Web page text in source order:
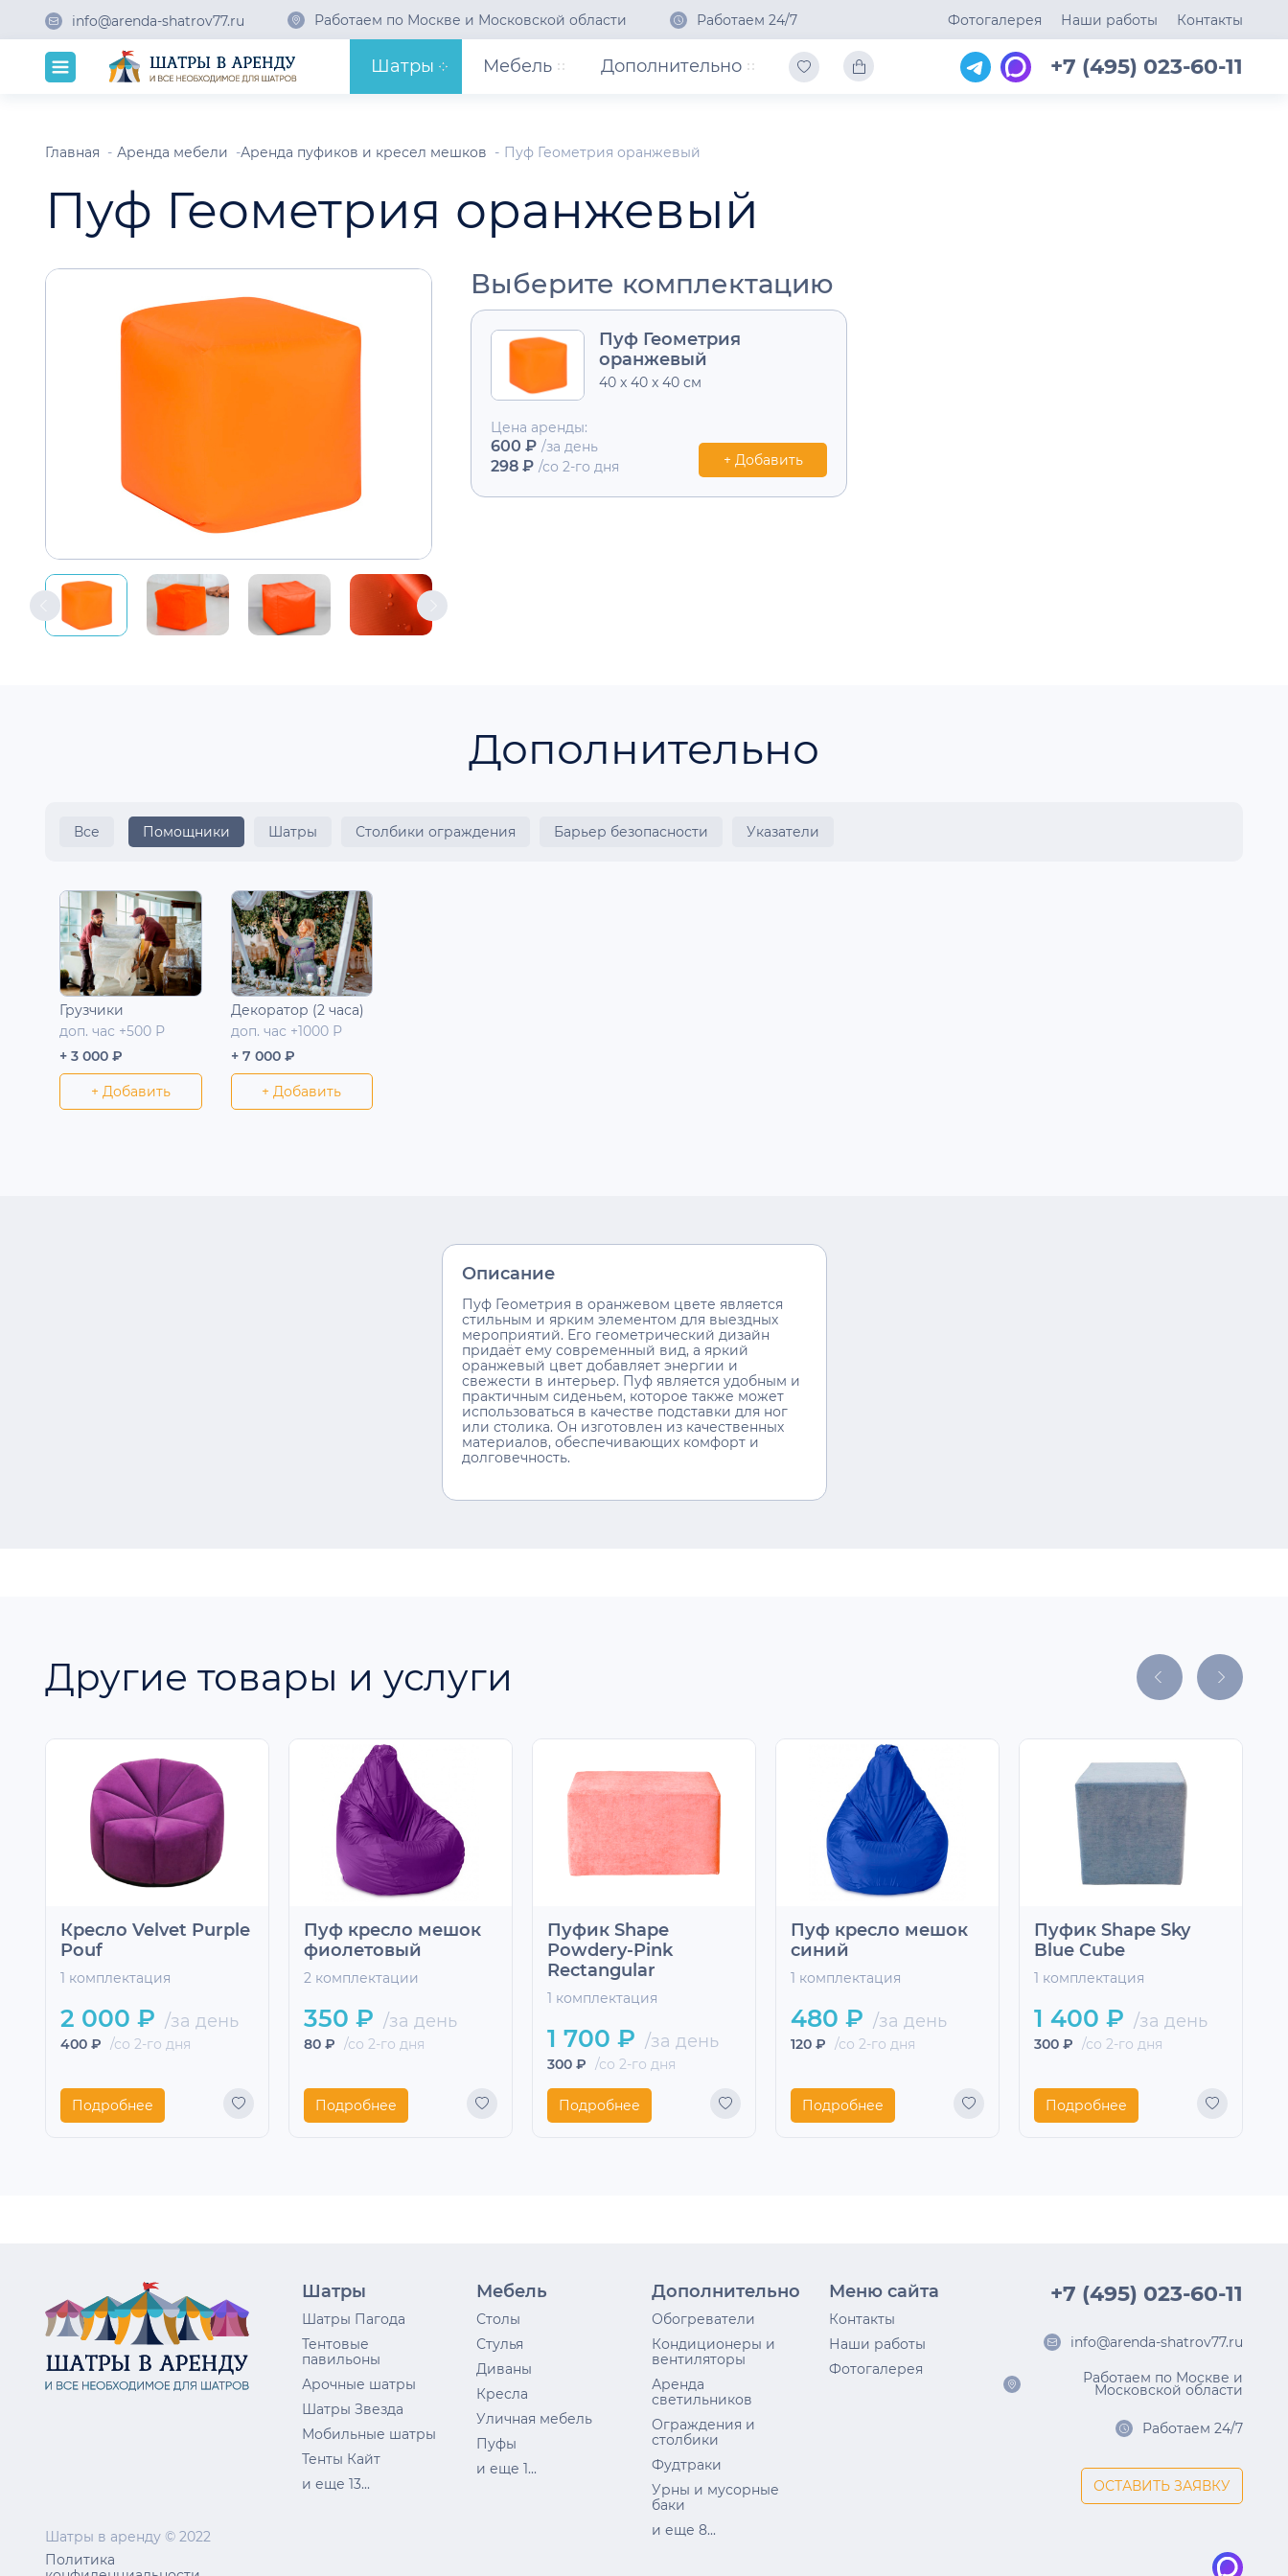
info@arenda-shatrov77.ru Работаем по Москве и Московской области Работаем 24/7 Фотогалерея Наши работы Контакты
Шатры Мебель Дополнительно +7 (495) 023-60-11
Главная Аренда мебели Аренда пуфиков и кресел мешков Пуф Геометрия оранжевый
Пуф Геометрия оранжевый
Выберите комплектацию
Пуф Геометрия
оранжевый
40 x 40 x 40 см
Цена аренды:
600 ₽ /за день
298 ₽ /со 2-го дня + Добавить
Дополнительно
Все Помощники Шатры Столбики ограждения Барьер безопасности Указатели
Грузчики
доп. час +500 Р
+ 3 000 ₽
+ Добавить
Декоратор (2 часа)
доп. час +1000 Р
+ 7 000 ₽
+ Добавить
Описание
Пуф Геометрия в оранжевом цвете является
стильным и ярким элементом для выездных
мероприятий. Его геометрический дизайн
придаёт ему современный вид, а яркий
оранжевый цвет добавляет энергии и
свежести в интерьер. Пуф является удобным и
практичным сиденьем, которое также может
использоваться в качестве подставки для ног
или столика. Он изготовлен из качественных
материалов, обеспечивающих комфорт и
долговечность.
Другие товары и услуги
Кресло Velvet Purple
Pouf
1 комплектация
2 000 ₽ /за день
400 ₽ /со 2-го дня
Подробнее
Пуф кресло мешок
фиолетовый
2 комплектации
350 ₽ /за день
80 ₽ /со 2-го дня
Подробнее
Пуфик Shape
Powdery-Pink
Rectangular
1 комплектация
1 700 ₽ /за день
300 ₽ /со 2-го дня
Подробнее
Пуф кресло мешок
синий
1 комплектация
480 ₽ /за день
120 ₽ /со 2-го дня
Подробнее
Пуфик Shape Sky
Blue Cube
1 комплектация
1 400 ₽ /за день
300 ₽ /со 2-го дня
Подробнее
Шатры в аренду © 2022
Политика
Шатры
Шатры Пагода
Тентовые
павильоны
Арочные шатры
Шатры Звезда
Мобильные шатры
Тенты Кайт
и еще 13...
Мебель
Столы
Стулья
Диваны
Кресла
Уличная мебель
Пуфы
и еще 1...
Дополнительно
Обогреватели
Кондиционеры и
вентиляторы
Аренда
светильников
Ограждения и
столбики
Фудтраки
Урны и мусорные
баки
и еще 8...
Меню сайта
Контакты
Наши работы
Фотогалерея
+7 (495) 023-60-11
info@arenda-shatrov77.ru
Работаем по Москве и
Московской области
Работаем 24/7
ОСТАВИТЬ ЗАЯВКУ